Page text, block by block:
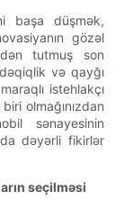
başa düşmək,
gözəl
tutmuş son
və qayğı
istehlakçı
olmağınızdan
sənayesinin
dəyərli fikirlər
seçilməsi